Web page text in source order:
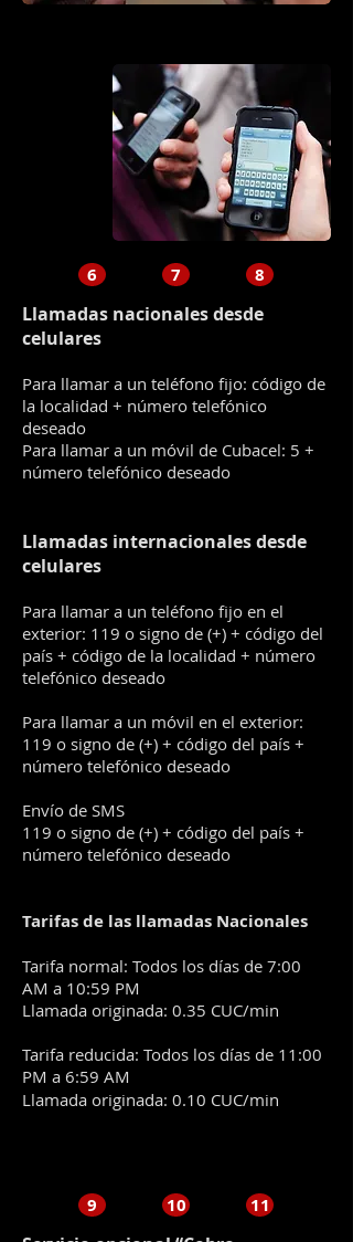
6 7 8
Llamadas nacionales desde
celulares
Para llamar a un teléfono fijo: código de
la localidad + número telefónico
deseado
Para llamar a un móvil de Cubacel: 5 +
número telefónico deseado
Llamadas internacionales desde
celulares
Para llamar a un teléfono fijo en el
exterior: 119 o signo de (+) + código del
país + código de la localidad + número
telefónico deseado
Para llamar a un móvil en el exterior:
119 o signo de (+) + código del país +
número telefónico deseado
Envío de SMS
119 o signo de (+) + código del país +
número telefónico deseado
Tarifas de las llamadas Nacionales
Tarifa normal: Todos los días de 7:00
AM a 10:59 PM
Llamada originada: 0.35 CUC/min
Tarifa reducida: Todos los días de 11:00
PM a 6:59 AM
Llamada originada: 0.10 CUC/min
9 10 11